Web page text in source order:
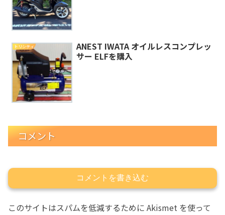
トリシティ
ANEST IWATA オイルレスコンプレッ
サー ELFを購入
コメント
コメントを書き込む
このサイトはスパムを低減するために Akismet を使って